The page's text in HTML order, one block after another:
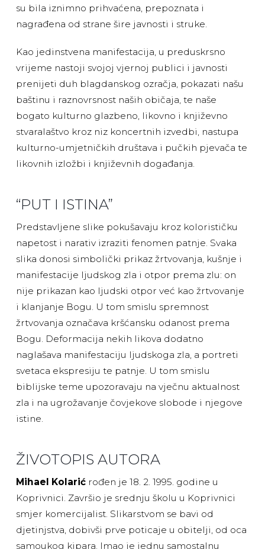
su bila iznimno prihvaćena, prepoznata i
nagrađena od strane šire javnosti i struke.
Kao jedinstvena manifestacija, u preduskrsno
vrijeme nastoji svojoj vjernoj publici i javnosti
prenijeti duh blagdanskog ozračja, pokazati našu
baštinu i raznovrsnost naših običaja, te naše
bogato kulturno glazbeno, likovno i književno
stvaralaštvo kroz niz koncertnih izvedbi, nastupa
kulturno-umjetničkih društava i pučkih pjevača te
likovnih izložbi i književnih događanja.
“PUT I ISTINA”
Predstavljene slike pokušavaju kroz kolorističku
napetost i narativ izraziti fenomen patnje. Svaka
slika donosi simbolički prikaz žrtvovanja, kušnje i
manifestacije ljudskog zla i otpor prema zlu: on
nije prikazan kao ljudski otpor već kao žrtvovanje
i klanjanje Bogu. U tom smislu spremnost
žrtvovanja označava kršćansku odanost prema
Bogu. Deformacija nekih likova dodatno
naglašava manifestaciju ljudskoga zla, a portreti
svetaca ekspresiju te patnje. U tom smislu
biblijske teme upozoravaju na vječnu aktualnost
zla i na ugrožavanje čovjekove slobode i njegove
istine.
ŽIVOTOPIS AUTORA
Mihael Kolarićrođen je 18. 2. 1995. godine u
Koprivnici. Završio je srednju školu u Koprivnici
smjer komercijalist. Slikarstvom se bavi od
djetinjstva, dobivši prve poticaje u obitelji, od oca
samoukog kipara. Imao je jednu samostalnu